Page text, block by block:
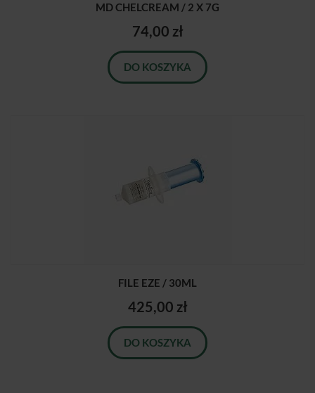
MD CHELCREAM / 2 X 7G
74,00 zł
DO KOSZYKA
FILE EZE / 30ML
425,00 zł
DO KOSZYKA